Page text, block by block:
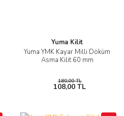
Yuma Kilit
Yuma YMK Kayar Milli Döküm
Asma Kilit 60 mm
180,00 TL
108,00 TL